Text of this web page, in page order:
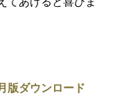
版ダウンロード